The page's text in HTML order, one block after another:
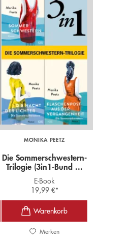
MONIKA PEETZ
Die Sommerschwestern-
Trilogie (3in1-Bund ...
E-Book
19,99 €*
Merken